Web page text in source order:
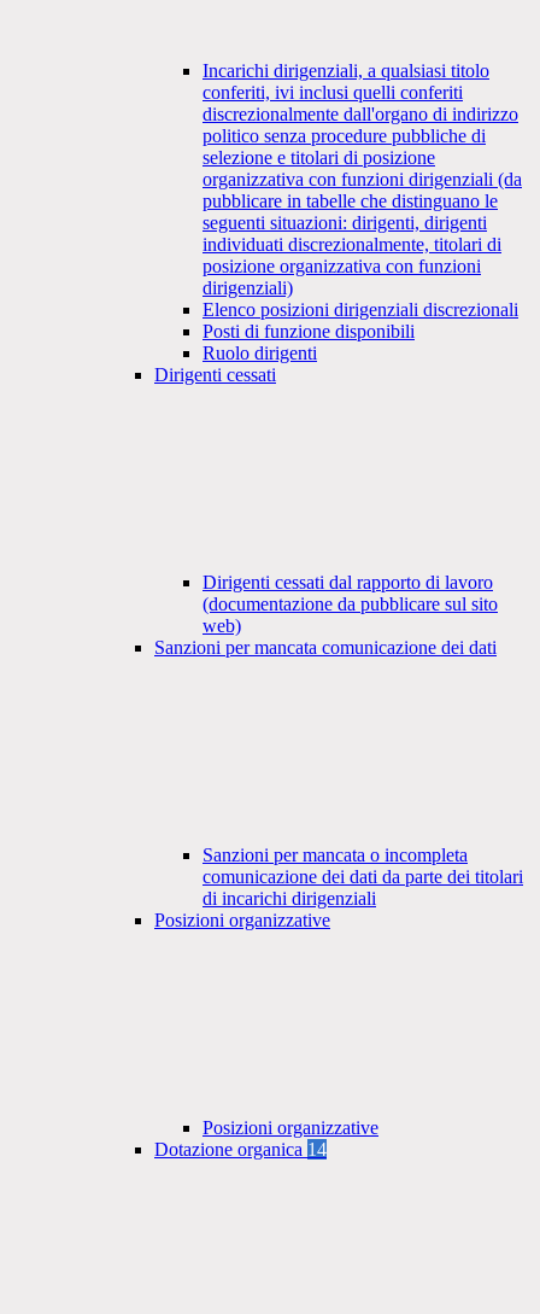
Incarichi dirigenziali, a qualsiasi titolo
conferiti, ivi inclusi quelli conferiti
discrezionalmente dall'organo di indirizzo
politico senza procedure pubbliche di
selezione e titolari di posizione
organizzativa con funzioni dirigenziali (da
pubblicare in tabelle che distinguano le
seguenti situazioni: dirigenti, dirigenti
individuati discrezionalmente, titolari di
posizione organizzativa con funzioni
dirigenziali)
Elenco posizioni dirigenziali discrezionali
Posti di funzione disponibili
Ruolo dirigenti
Dirigenti cessati
Dirigenti cessati dal rapporto di lavoro
(documentazione da pubblicare sul sito
web)
Sanzioni per mancata comunicazione dei dati
Sanzioni per mancata o incompleta
comunicazione dei dati da parte dei titolari
di incarichi dirigenziali
Posizioni organizzative
Posizioni organizzative
Dotazione organica 14